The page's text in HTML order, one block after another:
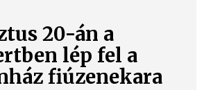
20-án a
lép fel a
fiúzenekara